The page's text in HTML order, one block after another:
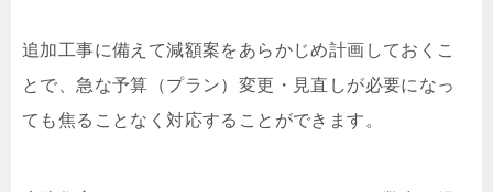
追加工事に備えて減額案をあらかじめ計画しておくこ
とで、急な予算（プラン）変更・見直しが必要になっ
ても焦ることなく対応することができます。